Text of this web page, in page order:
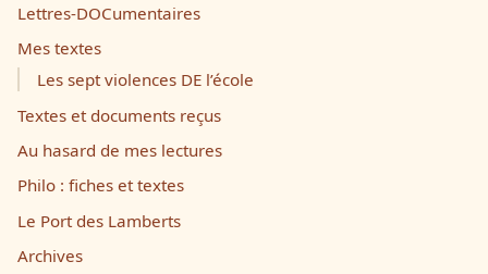
Lettres-DOCumentaires
Mes textes
Les sept violences DE l’école
Textes et documents reçus
Au hasard de mes lectures
Philo : fiches et textes
Le Port des Lamberts
Archives